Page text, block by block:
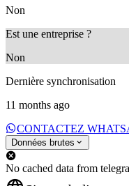
Non
Est une entreprise ?
Non
Dernière synchronisation
11 months ago
CONTACTEZ
Données brutes
No cached data from